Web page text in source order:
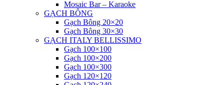
Mosaic Bar – Karaoke
GẠCH BÔNG
Gạch Bông 20×20
Gạch Bông 30×30
GẠCH ITALY BELLISSIMO
Gạch 100×100
Gạch 100×200
Gạch 100×300
Gạch 120×120